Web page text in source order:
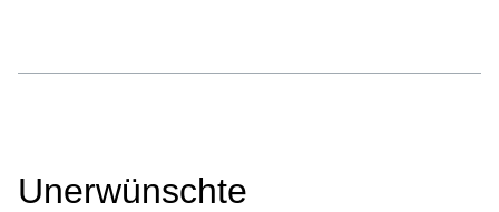
Unerwünschte